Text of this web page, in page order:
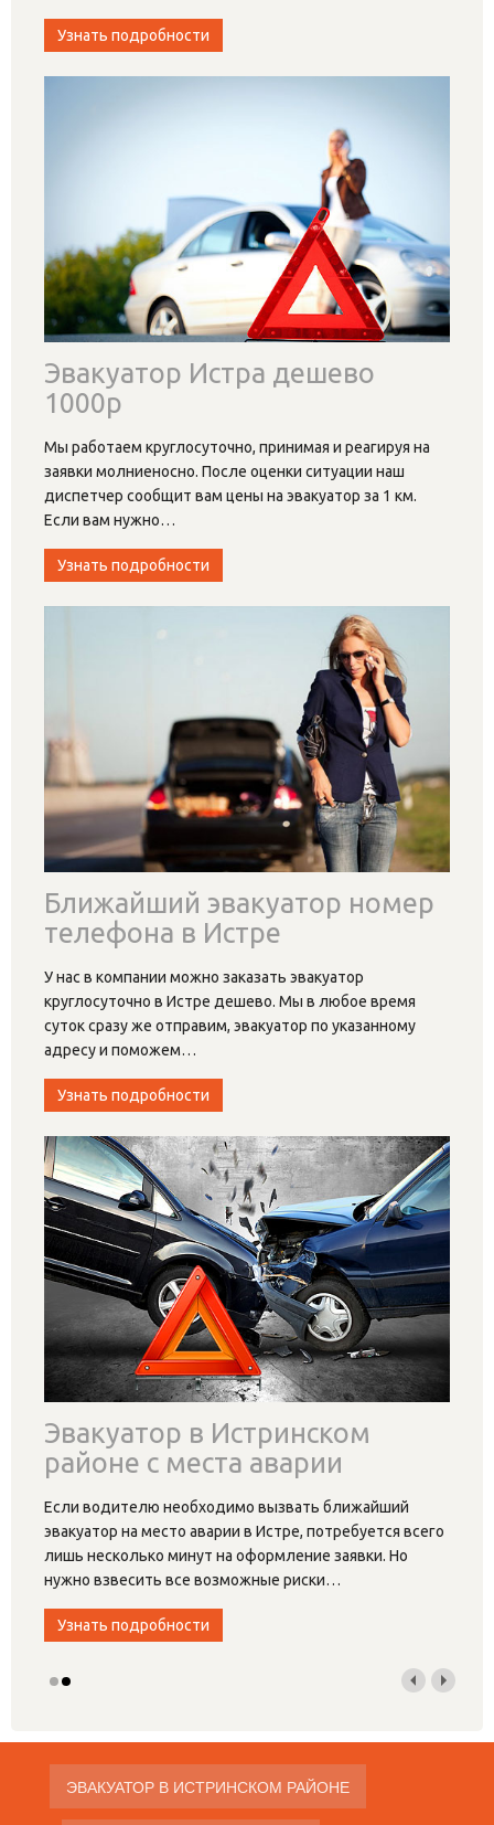
Узнать подробности
Эвакуатор Истра дешево
1000р
Мы работаем круглосуточно, принимая и реагируя на
заявки молниеносно. После оценки ситуации наш
диспетчер сообщит вам цены на эвакуатор за 1 км.
Если вам нужно…
Узнать подробности
Ближайший эвакуатор номер
телефона в Истре
У нас в компании можно заказать эвакуатор
круглосуточно в Истре дешево. Мы в любое время
суток сразу же отправим, эвакуатор по указанному
адресу и поможем…
Узнать подробности
Эвакуатор в Истринском
районе с места аварии
Если водителю необходимо вызвать ближайший
эвакуатор на место аварии в Истре, потребуется всего
лишь несколько минут на оформление заявки. Но
нужно взвесить все возможные риски…
Узнать подробности
ЭВАКУАТОР В ИСТРИНСКОМ РАЙОНЕ